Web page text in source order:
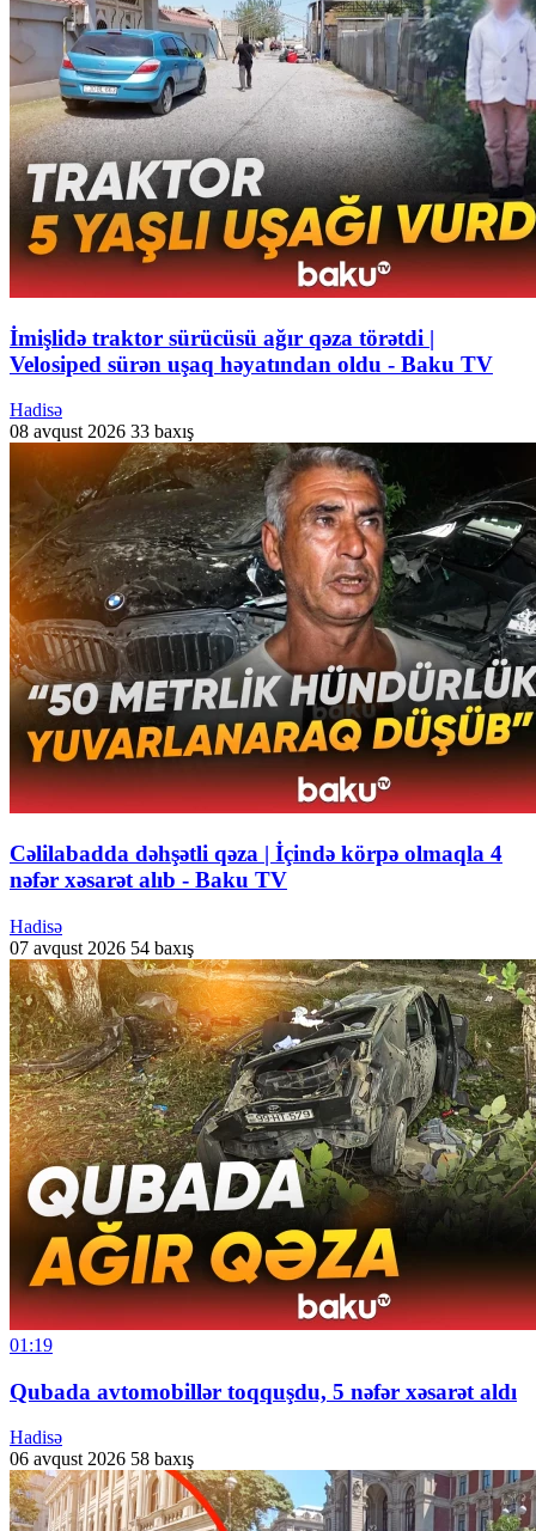
İmişlidə traktor sürücüsü ağır qəza törətdi |
Velosiped sürən uşaq həyatından oldu - Baku TV
Hadisə
08 avqust 2026 33 baxış
Cəlilabadda dəhşətli qəza | İçində körpə olmaqla 4
nəfər xəsarət alıb - Baku TV
Hadisə
07 avqust 2026 54 baxış
01:19
Qubada avtomobillər toqquşdu, 5 nəfər xəsarət aldı
Hadisə
06 avqust 2026 58 baxış